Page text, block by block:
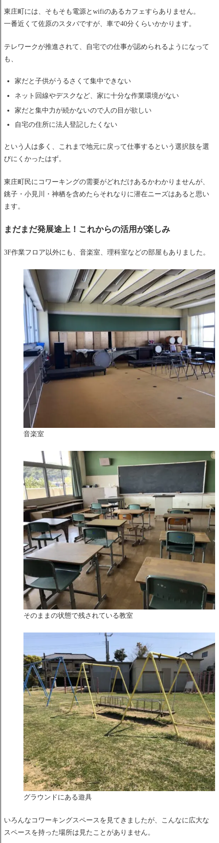
東庄町には、そもそも電源とwifiのあるカフェすらありません。
一番近くて佐原のスタバですが、車で40分くらいかかります。
テレワークが推進されて、自宅での仕事が認められるようになって
も、
家だと子供がうるさくて集中できない
ネット回線やデスクなど、家に十分な作業環境がない
家だと集中力が続かないので人の目が欲しい
自宅の住所に法人登記したくない
という人は多く、これまで地元に戻って仕事するという選択肢を選
びにくかったはず。
東庄町民にコワーキングの需要がどれだけあるかわかりませんが、
銚子・小見川・神栖を含めたらそれなりに潜在ニーズはあると思い
ます。
まだまだ発展途上！これからの活用が楽しみ
3F作業フロア以外にも、音楽室、理科室などの部屋もありました。
音楽室
そのままの状態で残されている教室
グラウンドにある遊具
いろんなコワーキングスペースを見てきましたが、こんなに広大な
スペースを持った場所は見たことがありません。